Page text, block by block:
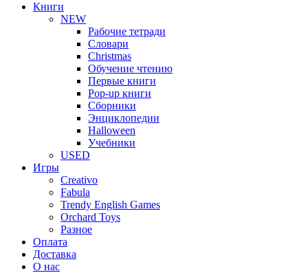
Книги
NEW
Рабочие тетради
Словари
Christmas
Обучение чтению
Первые книги
Pop-up книги
Сборники
Энциклопедии
Halloween
Учебники
USED
Игры
Creativo
Fabula
Trendy English Games
Orchard Toys
Разное
Оплата
Доставка
О нас